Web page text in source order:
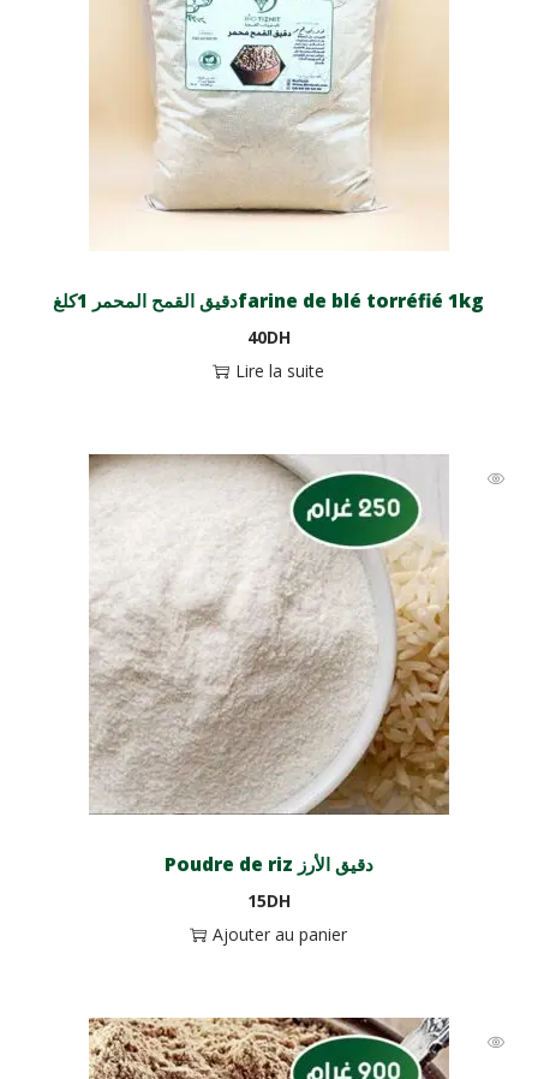
دقيق القمح المحمر 1كلغfarine de blé torréfié 1kg
40DH
Lire la suite
Poudre de riz دقيق الأرز
15DH
Ajouter au panier